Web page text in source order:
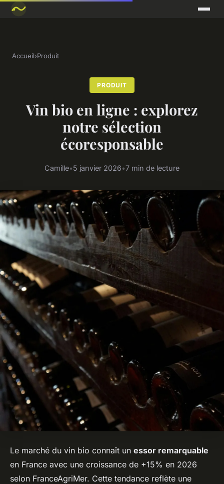
Accueil›Produit
PRODUIT
Vin bio en ligne : explorez
notre sélection
écoresponsable
Camille•5 janvier 2026•7 min de lecture
Le marché du vin bio connaît un essor remarquable
en France avec une croissance de +15% en 2026
selon FranceAgriMer. Cette tendance reflète une